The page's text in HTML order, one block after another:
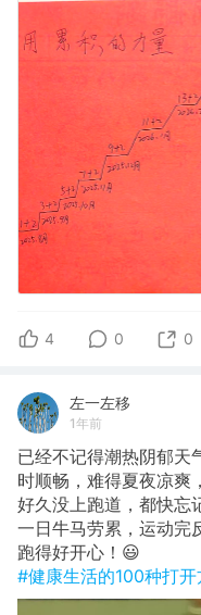
4 0 0
左一左移
1年前
已经不记得潮热阴郁天
时顺畅，难得夏夜凉爽
好久没上跑道，都快忘
一日牛马劳累，运动完
跑得好开心！😃
#健康生活的100种打开